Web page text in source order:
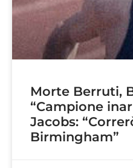
Morte Berruti,
“Campione
Jacobs:
Birmingham”